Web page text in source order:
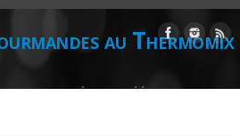
au Thermomix
CONSEILLÈRE AGRÉÉE THERMOMIX